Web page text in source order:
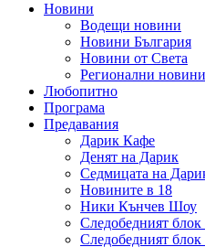
Новини
Водещи новини
Новини България
Новини от Света
Регионални новини
Любопитно
Програма
Предавания
Дарик Кафе
Денят на Дарик
Седмицата на
Новините в 18
Ники Кънчев Шоу
Следобедният
Следобедният